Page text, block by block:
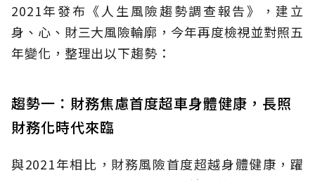
2021年發布《人生風險趨勢調查報告》，建立
身、心、財三大風險輪廓，今年再度檢視並對照五
年變化，整理出以下趨勢：
趨勢一：財務焦慮首度超車身體健康，長照
財務化時代來臨
與2021年相比，財務風險首度超越身體健康，躍